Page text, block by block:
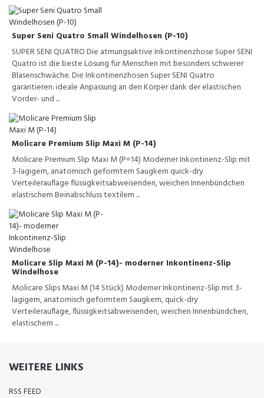
Super Seni Quatro Small Windelhosen (P-10)
SUPER SENI QUATRO Die atmungsaktive Inkontinenzhose Super SENI
Quatro ist die beste Lösung für Menschen mit besonders schwerer
Blasenschwäche. Die Inkontinenzhosen Super SENI Quatro
garantieren: ideale Anpassung an den Körper dank der elastischen
Vorder- und ...
Molicare Premium Slip Maxi M (P-14)
Molicare Premium Slip Maxi M (P=14) Moderner Inkontinenz-Slip mit
3-lagigem, anatomisch geformtem Saugkern quick-dry
Verteilerauflage flüssigkeitsabweisenden, weichen Innenbündchen
elastischem Beinabschluss textilem ...
Molicare Slip Maxi M (P-14)- moderner Inkontinenz-Slip
Windelhose
Molicare Slips Maxi M (14 Stück) Moderner Inkontinenz-Slip mit 3-
lagigem, anatomisch geformtem Saugkern, quick-dry
Verteilerauflage, flüssigkeitsabweisenden, weichen Innenbündchen,
elastischem ...
WEITERE LINKS
RSS FEED